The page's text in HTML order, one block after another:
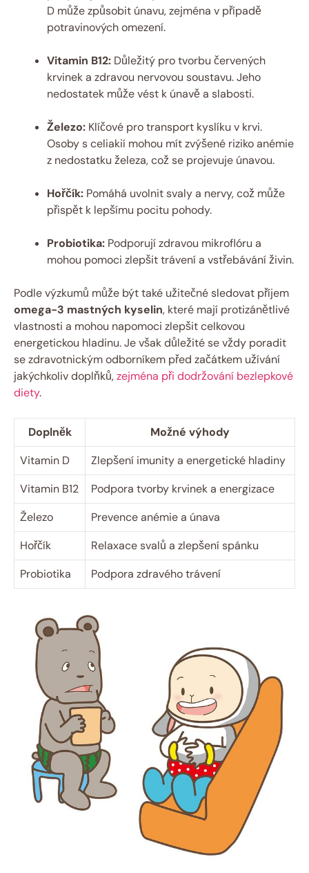
D může způsobit únavu, zejména v případě
potravinových omezení.
Vitamin B12: Důležitý pro tvorbu červených
krvinek a zdravou nervovou soustavu. Jeho
nedostatek může vést k únavě a slabosti.
Železo: Klíčové pro transport kyslíku v krvi.
Osoby s celiakií mohou mít zvýšené riziko anémie
z nedostatku železa, což se projevuje únavou.
Hořčík: Pomáhá uvolnit svaly a nervy, což může
přispět k lepšímu pocitu pohody.
Probiotika: Podporují zdravou mikroflóru a
mohou pomoci zlepšit trávení a vstřebávání živin.
Podle výzkumů může být také užitečné sledovat příjem
omega-3 mastných kyselin, které mají protizánětlivé
vlastnosti a mohou napomoci zlepšit celkovou
energetickou hladinu. Je však důležité se vždy poradit
se zdravotnickým odborníkem před začátkem užívání
jakýchkoliv doplňků,zejména při dodržování bezlepkové
diety.
Doplněk
Možné výhody
Vitamin D
Zlepšení imunity a energetické hladiny
Vitamin B12
Podpora tvorby krvinek a energizace
Železo
Prevence anémie a únava
Hořčík
Relaxace svalů a zlepšení spánku
Probiotika
Podpora zdravého trávení